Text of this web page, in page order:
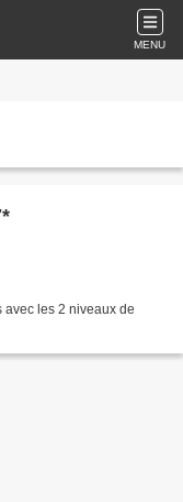
MENU
avec les 2 niveaux de